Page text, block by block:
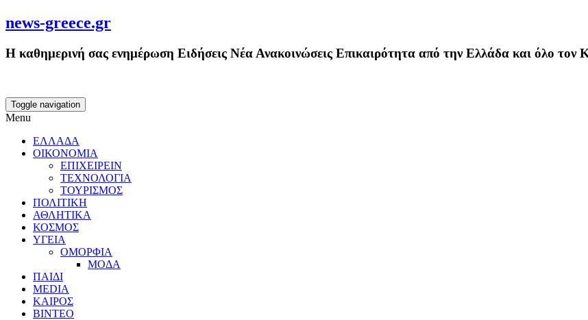
news-greece.gr
Η καθημερινή σας ενημέρωση Ειδήσεις Νέα Ανακοινώσεις Επικαιρότητα από την Ελλάδα και όλο τον
Toggle navigation
Menu
ΕΛΛΑΔΑ
ΟΙΚΟΝΟΜΙΑ
ΕΠΙΧΕΙΡΕΙΝ
ΤΕΧΝΟΛΟΓΙΑ
ΤΟΥΡΙΣΜΟΣ
ΠΟΛΙΤΙΚΗ
ΑΘΛΗΤΙΚΑ
ΚΟΣΜΟΣ
ΥΓΕΙΑ
ΟΜΟΡΦΙΑ
ΜΟΔΑ
ΠΑΙΔΙ
MEDIA
ΚΑΙΡΟΣ
ΒΙΝΤΕΟ